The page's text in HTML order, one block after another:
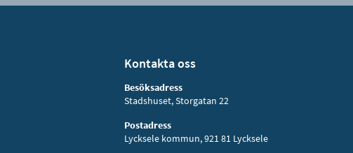
Kontakta oss
Besöksadress
Stadshuset, Storgatan 22
Postadress
Lycksele kommun, 921 81 Lycksele